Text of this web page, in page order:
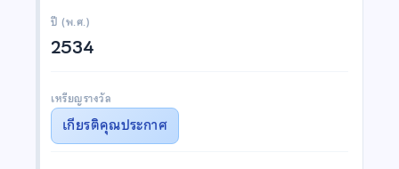
ปี (พ.ศ.)
2534
เหรียญรางวัล
เกียรติคุณประกาศ